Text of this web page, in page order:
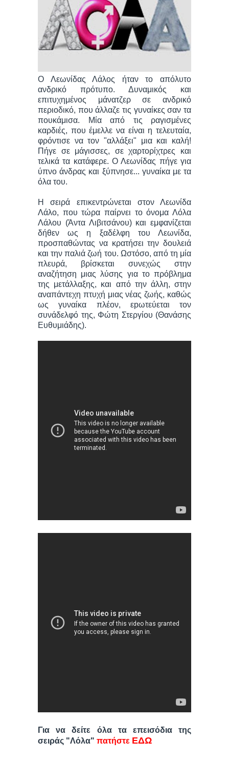
Ο Λεωνίδας Λάλος ήταν το απόλυτο
ανδρικό πρότυπο. Δυναμικός και
επιτυχημένος μάνατζερ σε ανδρικό
περιοδικό, που άλλαζε τις γυναίκες σαν τα
πουκάμισα. Μία από τις ραγισμένες
καρδιές, που έμελλε να είναι η τελευταία,
φρόντισε να τον "αλλάξει" μια και καλή!
Πήγε σε μάγισσες, σε χαρτορίχτρες και
τελικά τα κατάφερε. Ο Λεωνίδας πήγε για
ύπνο άνδρας και ξύπνησε... γυναίκα με τα
όλα του.
Η σειρά επικεντρώνεται στον Λεωνίδα
Λάλο, που τώρα παίρνει το όνομα Λόλα
Λάλου (Άντα Λιβιτσάνου) και εμφανίζεται
δήθεν ως η ξαδέλφη του Λεωνίδα,
προσπαθώντας να κρατήσει την δουλειά
και την παλιά ζωή του. Ωστόσο, από τη μία
πλευρά, βρίσκεται συνεχώς στην
αναζήτηση μιας λύσης για το πρόβλημα
της μετάλλαξης, και από την άλλη, στην
αναπάντεχη πτυχή μιας νέας ζωής, καθώς
ως γυναίκα πλέον, εpωτεύεται τον
συνάδελφό της, Φώτη Στεργίου (Θανάσης
Ευθυμιάδης).
Για να δείτε όλα τα επεισόδια της
σειράς "Λόλα" πατήστε ΕΔΩ